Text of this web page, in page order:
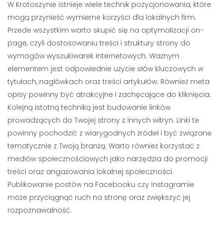
W Krotoszynie istnieje wiele technik pozycjonowania, które
mogą przynieść wymierne korzyści dla lokalnych firm.
Przede wszystkim warto skupić się na optymalizacji on-
page, czyli dostosowaniu treści i struktury strony do
wymogów wyszukiwarek internetowych. Ważnym
elementem jest odpowiednie użycie słów kluczowych w
tytułach, nagłówkach oraz treści artykułów. Również meta
opisy powinny być atrakcyjne i zachęcające do kliknięcia.
Kolejną istotną techniką jest budowanie linków
prowadzących do Twojej strony z innych witryn. Linki te
powinny pochodzić z wiarygodnych źródeł i być związane
tematycznie z Twoją branżą. Warto również korzystać z
mediów społecznościowych jako narzędzia do promocji
treści oraz angażowania lokalnej społeczności.
Publikowanie postów na Facebooku czy Instagramie
może przyciągnąć ruch na stronę oraz zwiększyć jej
rozpoznawalność.